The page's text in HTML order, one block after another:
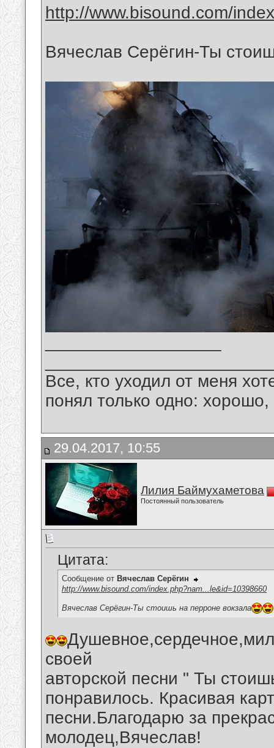
http://www.bisound.com/
Вячеслав Серёгин-Ты
Все, кто уходил от меня
понял только одно:
29.04.2017, 10:55
Лилия Баймухаметова
Постоянный пользователь
Цитата:
Сообщение от Вячеслав Серёгин
http://www.bisound.com/index.php?nam...le&id=10398660
Вячеслав Серёгин-Ты стоишь на перроне вокзала
своей
авторской песни " Ты
понравилось. Красивая
песни.Благодарю за
молодец,Вячеслав!